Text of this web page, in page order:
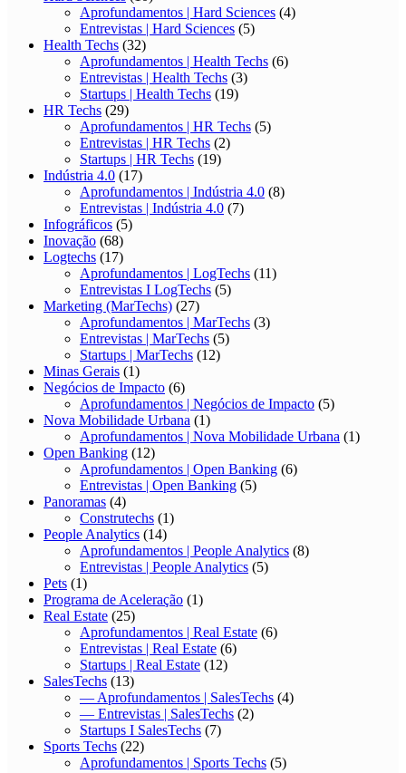
Aprofundamentos | Hard Sciences (4)
Entrevistas | Hard Sciences (5)
Health Techs (32)
Aprofundamentos | Health Techs (6)
Entrevistas | Health Techs (3)
Startups | Health Techs (19)
HR Techs (29)
Aprofundamentos | HR Techs (5)
Entrevistas | HR Techs (2)
Startups | HR Techs (19)
Indústria 4.0 (17)
Aprofundamentos | Indústria 4.0 (8)
Entrevistas | Indústria 4.0 (7)
Infográficos (5)
Inovação (68)
Logtechs (17)
Aprofundamentos | LogTechs (11)
Entrevistas I LogTechs (5)
Marketing (MarTechs) (27)
Aprofundamentos | MarTechs (3)
Entrevistas | MarTechs (5)
Startups | MarTechs (12)
Minas Gerais (1)
Negócios de Impacto (6)
Aprofundamentos | Negócios de Impacto (5)
Nova Mobilidade Urbana (1)
Aprofundamentos | Nova Mobilidade Urbana (1)
Open Banking (12)
Aprofundamentos | Open Banking (6)
Entrevistas | Open Banking (5)
Panoramas (4)
Construtechs (1)
People Analytics (14)
Aprofundamentos | People Analytics (8)
Entrevistas | People Analytics (5)
Pets (1)
Programa de Aceleração (1)
Real Estate (25)
Aprofundamentos | Real Estate (6)
Entrevistas | Real Estate (6)
Startups | Real Estate (12)
SalesTechs (13)
— Aprofundamentos | SalesTechs (4)
— Entrevistas | SalesTechs (2)
Startups I SalesTechs (7)
Sports Techs (22)
Aprofundamentos | Sports Techs (5)